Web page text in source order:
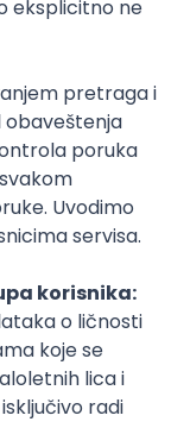
Hirurški
zdravstvo